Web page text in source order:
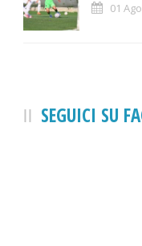
01
SEGUICI SU